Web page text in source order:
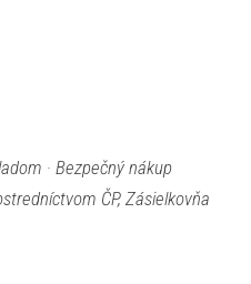
· Bezpečný nákup
ČP, Zásielkovňa